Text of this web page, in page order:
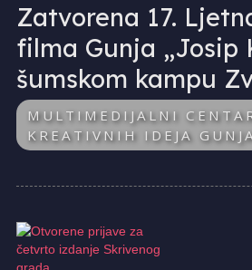
Zatvorena 17.
filma Gunja „Josip
šumskom kampu
MULTIMEDIJALNI
KREATIVNIH IDEJA